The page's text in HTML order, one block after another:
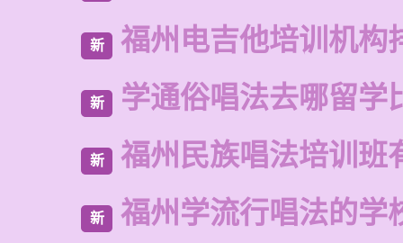
新 福州电吉他培训机构
新 学通俗唱法去哪留学
新 福州民族唱法培训班
新 福州学流行唱法的学